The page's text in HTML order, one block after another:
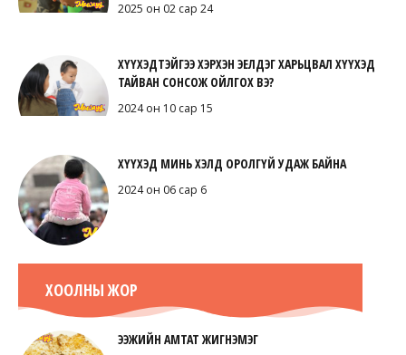
2025 он 02 сар 24
ХҮҮХЭДТЭЙГЭЭ ХЭРХЭН ЭЕЛДЭГ ХАРЬЦВАЛ ХҮҮХЭД
ТАЙВАН СОНСОЖ ОЙЛГОХ ВЭ?
2024 он 10 сар 15
ХҮҮХЭД МИНЬ ХЭЛД ОРОЛГҮЙ УДАЖ БАЙНА
2024 он 06 сар 6
ХООЛНЫ ЖОР
ЭЭЖИЙН АМТАТ ЖИГНЭМЭГ